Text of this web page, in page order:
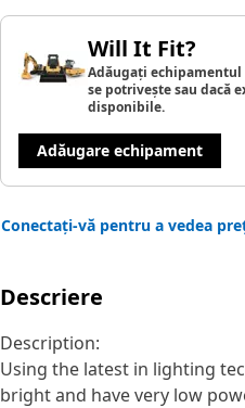
Will It Fit?
Adăugați echipamentul
se potrivește sau dacă
disponibile.
Adăugare echipament
Conectați-vă pentru a vedea
Descriere
Description:
Using the latest in lighting
bright and have very low